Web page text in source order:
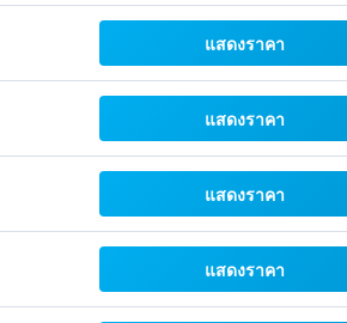
แสดงราคา
แสดงราคา
แสดงราคา
แสดงราคา